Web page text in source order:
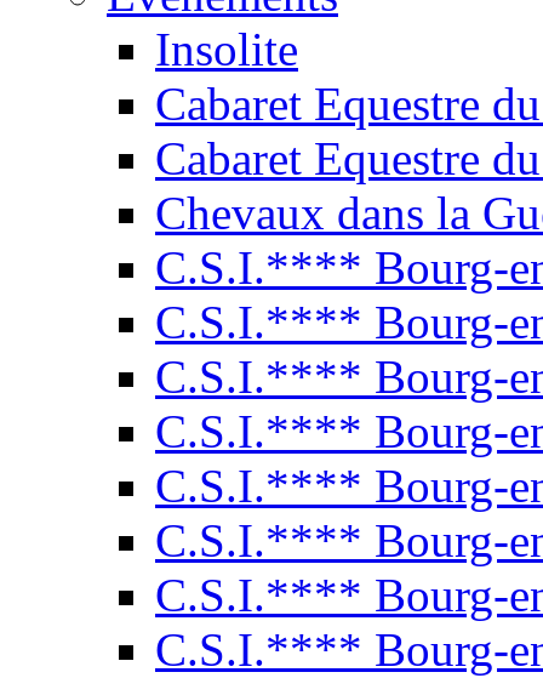
Insolite
Cabaret Equestre
Cabaret Equestre
Chevaux dans la
C.S.I.**** Bourg-
C.S.I.**** Bourg-
C.S.I.**** Bourg-
C.S.I.**** Bourg-
C.S.I.**** Bourg-
C.S.I.**** Bourg-
C.S.I.**** Bourg-
C.S.I.**** Bourg-